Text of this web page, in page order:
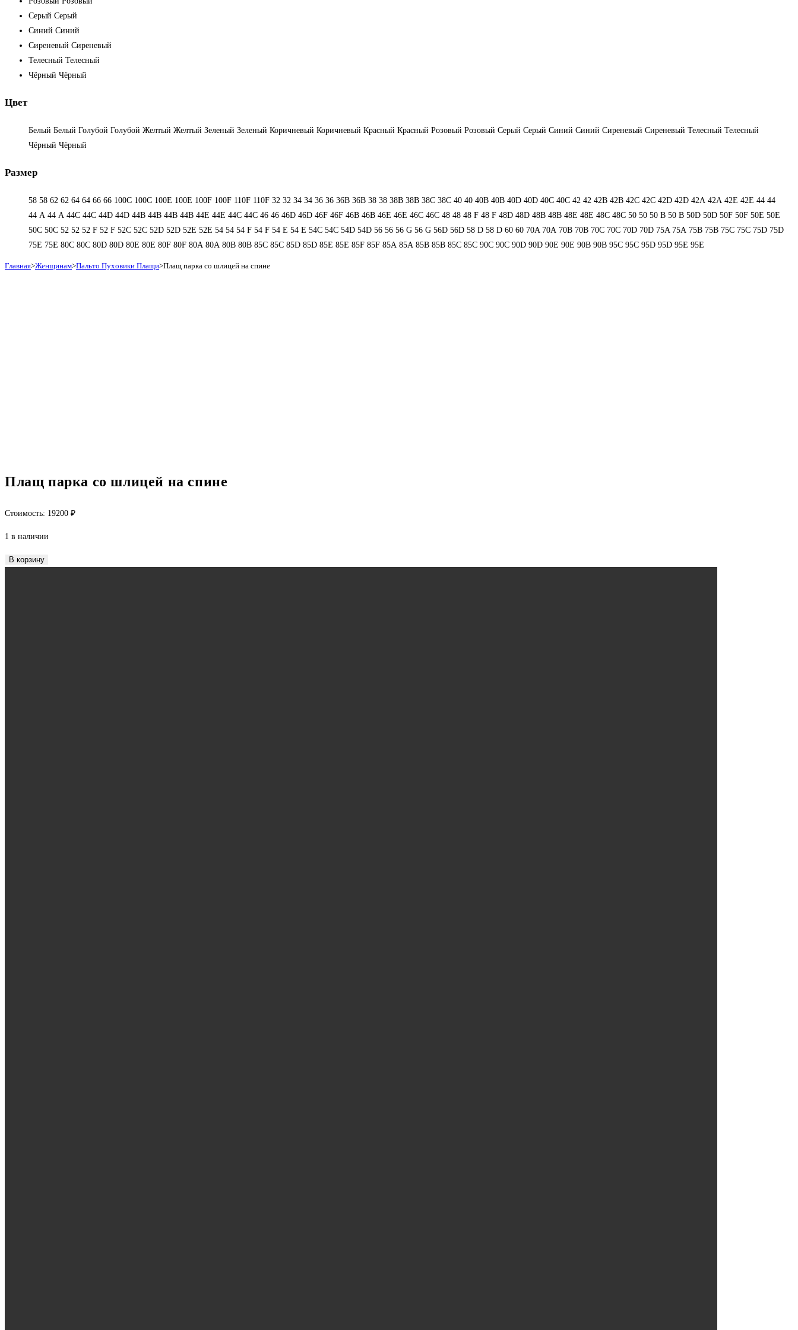
Серый Серый
Синий Синий
Сиреневый Сиреневый
Телесный Телесный
Чёрный Чёрный
Цвет
Белый Белый Голубой Голубой Желтый Желтый Зеленый Зеленый Коричневый Коричневый Красный Красный Розовый Розовый Серый Серый Синий Синий Сиреневый Сиреневый Телесный Телесный
Чёрный Чёрный
Размер
58 58 62 62 64 64 66 66 100C 100C 100E 100E 100F 100F 110F 110F 32 32 34 34 36 36 36B 36B 38 38 38B 38B 38С 38С 40 40 40B 40B 40D 40D 40С 40С 42 42 42B 42B 42C 42C 42D 42D 42А 42А 42Е 42Е 44 44
44 А 44 А 44C 44C 44D 44D 44В 44В 44В 44В 44Е 44Е 44С 44С 46 46 46D 46D 46F 46F 46В 46В 46Е 46Е 46С 46С 48 48 48 F 48 F 48D 48D 48В 48В 48Е 48Е 48С 48С 50 50 50 B 50 B 50D 50D 50F 50F 50Е 50Е
50С 50С 52 52 52 F 52 F 52C 52C 52D 52D 52E 52E 54 54 54 F 54 F 54 Е 54 Е 54C 54C 54D 54D 56 56 56 G 56 G 56D 56D 58 D 58 D 60 60 70A 70A 70B 70B 70C 70C 70D 70D 75A 75A 75B 75B 75C 75C 75D 75D
75E 75E 80C 80C 80D 80D 80E 80E 80F 80F 80А 80А 80В 80В 85C 85C 85D 85D 85E 85E 85F 85F 85А 85А 85В 85В 85С 85С 90C 90C 90D 90D 90E 90E 90В 90В 95C 95C 95D 95D 95E 95E
Главная>Женщинам>Пальто Пуховики Плащи>Плащ парка со шлицей на спине
Плащ парка со шлицей на спине
Стоимость: 19200 ₽
1 в наличии
Количество
В корзину